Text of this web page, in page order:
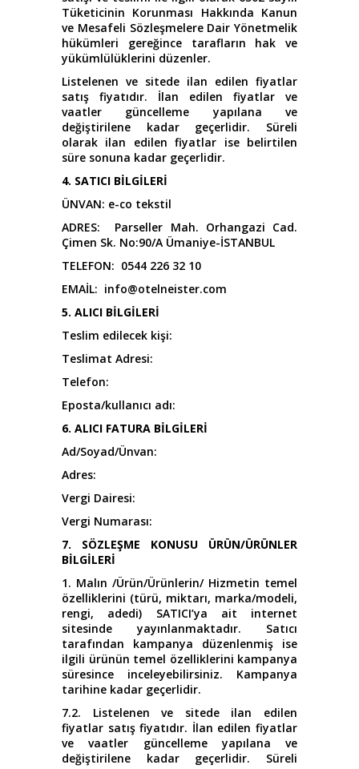
Tüketicinin Korunması Hakkında Kanun
ve Mesafeli Sözleşmelere Dair Yönetmelik
hükümleri gereğince tarafların hak ve
yükümlülüklerini düzenler.
Listelenen ve sitede ilan edilen fiyatlar
satış fiyatıdır. İlan edilen fiyatlar ve
vaatler güncelleme yapılana ve
değiştirilene kadar geçerlidir. Süreli
olarak ilan edilen fiyatlar ise belirtilen
süre sonuna kadar geçerlidir.
4. SATICI BİLGİLERİ
ÜNVAN: e-co tekstil
ADRES: Parseller Mah. Orhangazi Cad.
Çimen Sk. No:90/A Ümaniye-İSTANBUL
TELEFON: 0544 226 32 10
EMAİL: info@otelneister.com
5. ALICI BİLGİLERİ
Teslim edilecek kişi:
Teslimat Adresi:
Telefon:
Eposta/kullanıcı adı:
6. ALICI FATURA BİLGİLERİ
Ad/Soyad/Ünvan:
Adres:
Vergi Dairesi:
Vergi Numarası:
7. SÖZLEŞME KONUSU ÜRÜN/ÜRÜNLER
BİLGİLERİ
1. Malın /Ürün/Ürünlerin/ Hizmetin temel
özelliklerini (türü, miktarı, marka/modeli,
rengi, adedi) SATICI’ya ait internet
sitesinde yayınlanmaktadır. Satıcı
tarafından kampanya düzenlenmiş ise
ilgili ürünün temel özelliklerini kampanya
süresince inceleyebilirsiniz. Kampanya
tarihine kadar geçerlidir.
7.2. Listelenen ve sitede ilan edilen
fiyatlar satış fiyatıdır. İlan edilen fiyatlar
ve vaatler güncelleme yapılana ve
değiştirilene kadar geçerlidir. Süreli